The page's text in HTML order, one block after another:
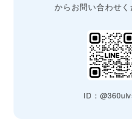
からお問い合わせく
ID：